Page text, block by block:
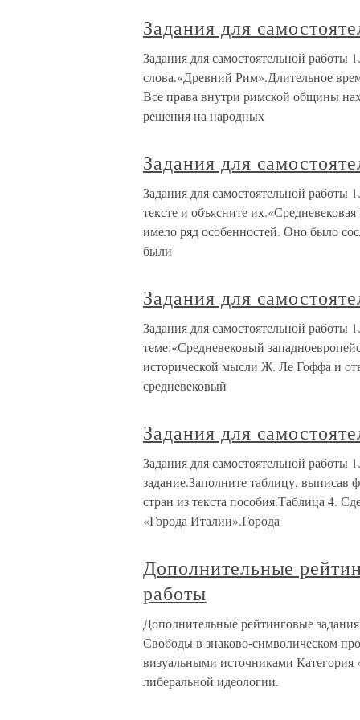
Задания для
Задания для самостоятельной
слова.«Древний Рим».Длительное
Все права внутри римской общины
решения на народных
Задания для
Задания для самостоятельной
тексте и объясните
имело ряд особенностей. Оно было
были
Задания для
Задания для самостоятельной работы
теме:«Средневековый
исторической мысли Ж. Ле Гоффа и
средневековый
Задания для
Задания для самостоятельной работы
задание.Заполните таблицу, выписав
стран из текста пособия.Таблица 4.
«Города Италии».Города
Дополнительные
работы
Дополнительные рейтинговые
Свободы в знаково-символическом
визуальными источниками Категория
либеральной идеологии.